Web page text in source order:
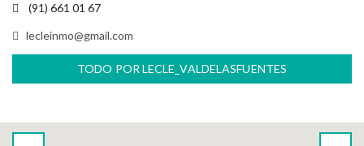
(91) 661 01 67
lecleinmo@gmail.com
TODO POR LECLE_VALDELASFUENTES